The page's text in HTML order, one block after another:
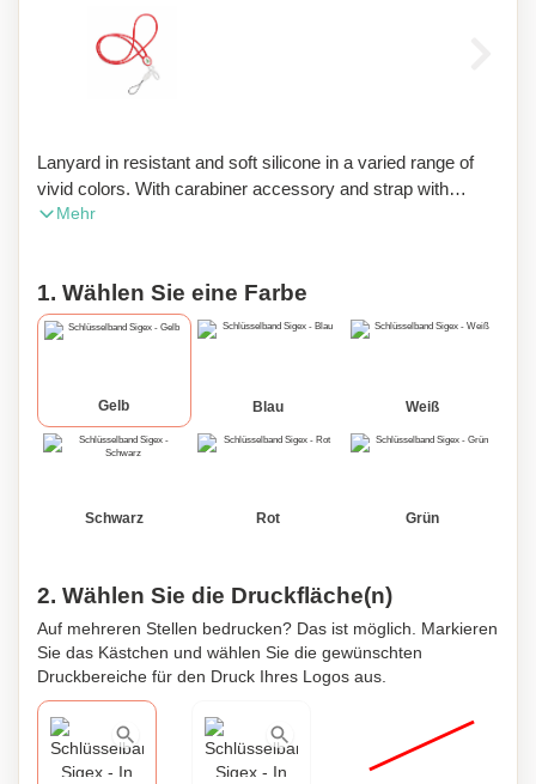
Lanyard in resistant and soft silicone in a varied range of
vivid colors. With carabiner accessory and strap with
buckle closure. With central pad for printing.
Mehr
1. Wählen Sie eine Farbe
Gelb Blau Weiß
Schwarz Rot Grün
2. Wählen Sie die Druckfläche(n)
Auf mehreren Stellen bedrucken? Das ist möglich. Markieren
Sie das Kästchen und wählen Sie die gewünschten
Druckbereiche für den Druck Ihres Logos aus.